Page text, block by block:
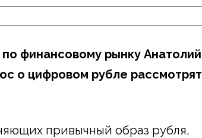
финансовому рынку Анатолий
о цифровом рубле рассмотрят
привычный образ рубля,